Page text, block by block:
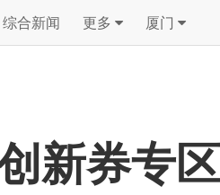
综合新闻 更多 厦门
新券专区